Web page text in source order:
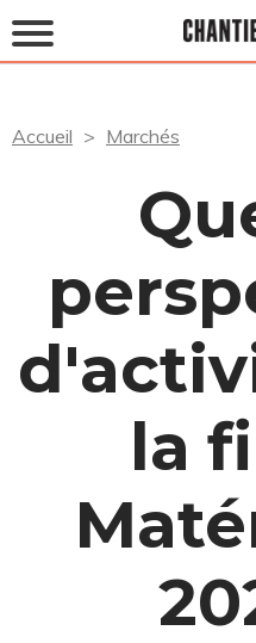
Accueil Marchés
la